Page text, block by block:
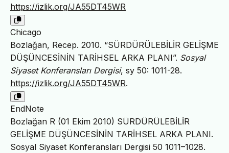
https://izlik.org/JA55DT45WR
Chicago
Bozlağan, Recep. 2010. “SÜRDÜRÜLEBİLİR GELİŞME
DÜŞÜNCESİNİN TARİHSEL ARKA PLANI”. Sosyal
Siyaset Konferansları Dergisi, sy 50: 1011-28.
https://izlik.org/JA55DT45WR.
EndNote
Bozlağan R (01 Ekim 2010) SÜRDÜRÜLEBİLİR
GELİŞME DÜŞÜNCESİNİN TARİHSEL ARKA PLANI.
Sosyal Siyaset Konferansları Dergisi 50 1011–1028.